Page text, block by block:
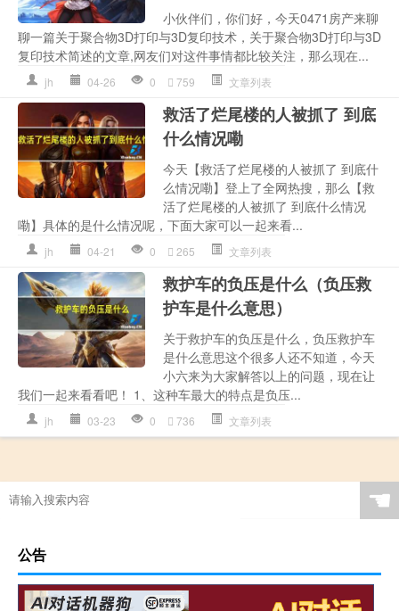
小伙伴们，你们好，今天0471房产来聊
聊一篇关于聚合物3D打印与3D复印技术，关于聚合物3D打印与3D
复印技术简述的文章,网友们对这件事情都比较关注，那么现在...
jh 04-26 0 759 文章列表
救活了烂尾楼的人被抓了 到底
什么情况嘞
今天【救活了烂尾楼的人被抓了 到底什
么情况嘞】登上了全网热搜，那么【救
活了烂尾楼的人被抓了 到底什么情况
嘞】具体的是什么情况呢，下面大家可以一起来看...
jh 04-21 0 265 文章列表
救护车的负压是什么（负压救
护车是什么意思）
关于救护车的负压是什么，负压救护车
是什么意思这个很多人还不知道，今天
小六来为大家解答以上的问题，现在让
我们一起来看看吧！ 1、这种车最大的特点是负压...
jh 03-23 0 736 文章列表
☚
公告